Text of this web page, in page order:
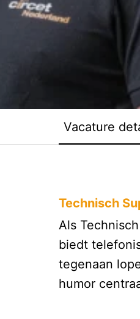
Vacature
Technisch
Als
biedt
tegenaan
humor